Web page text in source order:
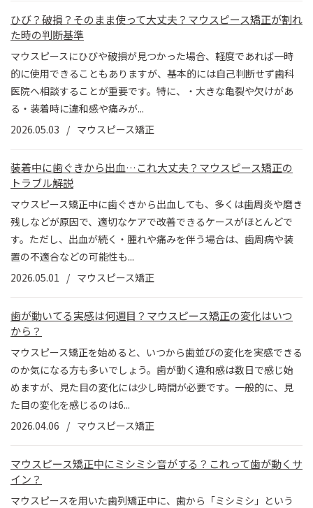
ひび？破損？そのまま使って大丈夫？マウスピース矯正が割れ
た時の判断基準
マウスピースにひびや破損が見つかった場合、軽度であれば一時
的に使用できることもありますが、基本的には自己判断せず歯科
医院へ相談することが重要です。特に、・大きな亀裂や欠けがあ
る・装着時に違和感や痛みが...
2026.05.03
マウスピース矯正
装着中に歯ぐきから出血…これ大丈夫？マウスピース矯正の
トラブル解説
マウスピース矯正中に歯ぐきから出血しても、多くは歯周炎や磨き
残しなどが原因で、適切なケアで改善できるケースがほとんどで
す。ただし、出血が続く・腫れや痛みを伴う場合は、歯周病や装
置の不適合などの可能性も...
2026.05.01
マウスピース矯正
歯が動いてる実感は何週目？マウスピース矯正の変化はいつ
から？
マウスピース矯正を始めると、いつから歯並びの変化を実感できる
のか気になる方も多いでしょう。歯が動く違和感は数日で感じ始
めますが、見た目の変化には少し時間が必要です。一般的に、見
た目の変化を感じるのは6...
2026.04.06
マウスピース矯正
マウスピース矯正中にミシミシ音がする？これって歯が動くサ
イン？
マウスピースを用いた歯列矯正中に、歯から「ミシミシ」という